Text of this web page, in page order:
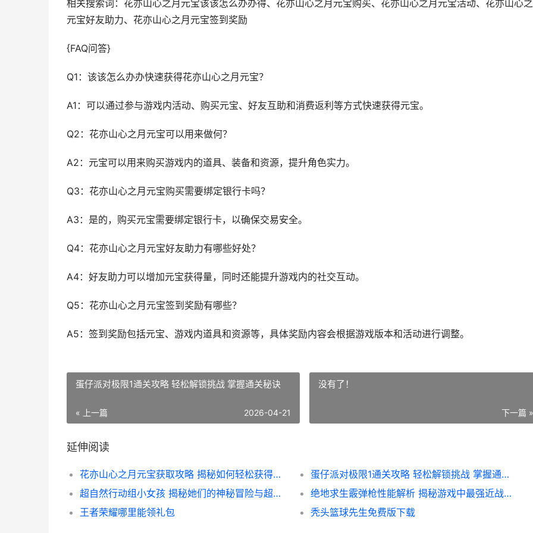
相关搜索词：花亦山心之月元宝该该怎么办办得、花亦山心之月元宝购买、花亦山心之月元宝活动、花亦山心
元宝好友助力、花亦山心之月元宝签到奖励
{FAQ问答}
Q1：该该怎么办办快速获得花亦山心之月元宝？
A1：可以通过参与游戏内活动、购买元宝、好友互助和消费返利等方式快速获得元宝。
Q2：花亦山心之月元宝可以用来做何？
A2：元宝可以用来购买游戏内的道具、装备和资源，提升角色实力。
Q3：花亦山心之月元宝购买需要绑定银行卡吗？
A3：是的，购买元宝需要绑定银行卡，以确保交易安全。
Q4：花亦山心之月元宝好友助力有哪些好处？
A4：好友助力可以增加元宝获得量，同时还能提升游戏内的社交互动。
Q5：花亦山心之月元宝签到奖励有哪些？
A5：签到奖励包括元宝、游戏内道具和资源等，具体奖励内容会根据游戏版本和活动进行调整。
蛋仔派对极限1通关攻略 轻松解锁挑战 掌握通关秘诀
« 上一篇 2026-04-21
没有了！
下一篇 »
延伸阅读
花亦山心之月元宝获取攻略 揭秘如何轻松获得花亦山心之月元宝
蛋仔派对极限1通关攻略 轻松解锁挑战 掌握通关秘诀
超自然行动组小女孩 揭秘她们的神秘冒险与超能力
绝地求生霰弹枪性能解析 揭秘游戏中最强近战利器
王者荣耀哪里能领礼包
秃头篮球先生免费版下载